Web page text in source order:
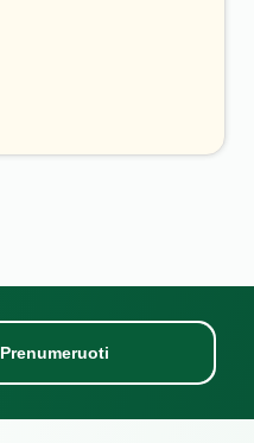
Prenumeruoti